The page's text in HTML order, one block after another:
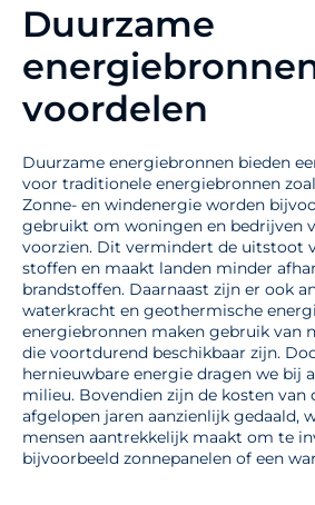
Duurzame
voordelen
Duurzame energiebronnen bieden
voor traditionele energiebronnen
Zonne- en windenergie worden
gebruikt om woningen en bedrijven
voorzien. Dit vermindert de uitstoot
stoffen en maakt landen minder
brandstoffen. Daarnaast zijn er ook
waterkracht en geothermische
energiebronnen maken gebruik van
die voortdurend beschikbaar zijn.
hernieuwbare energie dragen we bij
milieu. Bovendien zijn de kosten van
afgelopen jaren aanzienlijk gedaald,
mensen aantrekkelijk maakt om te
bijvoorbeeld zonnepanelen of een